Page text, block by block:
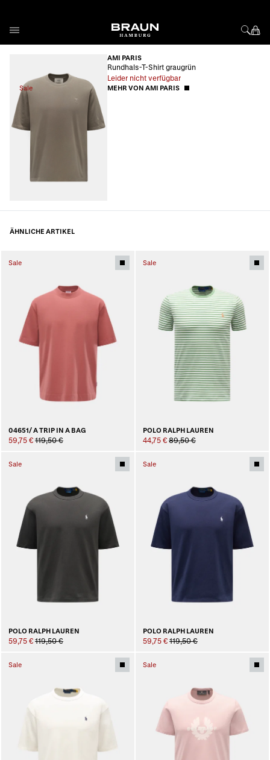
Sale
AMI PARIS
Rundhals-T-Shirt graugrün
Leider nicht verfügbar
MEHR VON AMI PARIS
ÄHNLICHE ARTIKEL
Sale
04651/ A TRIP IN A BAG
59,75 € 119,50 €
Sale
POLO RALPH LAUREN
44,75 € 89,50 €
Sale
POLO RALPH LAUREN
59,75 € 119,50 €
Sale
POLO RALPH LAUREN
59,75 € 119,50 €
Sale Sale